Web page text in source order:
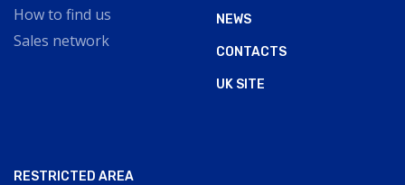
How to find us
Sales network
NEWS
CONTACTS
UK SITE
RESTRICTED AREA